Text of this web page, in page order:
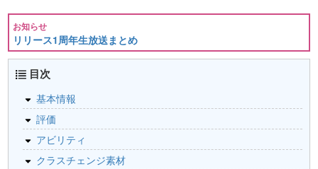
お知らせ
リリース1周年生放送まとめ
目次
基本情報
評価
アビリティ
クラスチェンジ素材